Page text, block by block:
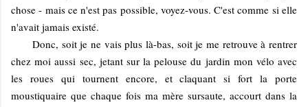
chose - mais ce n'est pas possible, voyez-vous. C'est comme si elle
n'avait jamais existé.
Donc, soit je ne vais plus là-bas, soit je me retrouve à rentrer
chez moi aussi sec, jetant sur la pelouse du jardin mon vélo avec
les roues qui tournent encore, et claquant si fort la porte
moustiquaire que chaque fois ma mère sursaute, accourt dans la